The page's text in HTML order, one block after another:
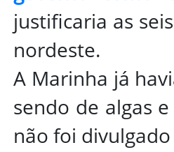
justificaria as
nordeste.
A Marinha já
sendo de algas
não foi